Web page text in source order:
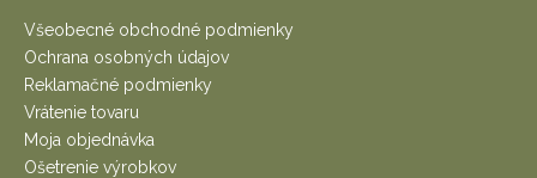
Všeobecné obchodné podmienky
Ochrana osobných údajov
Reklamačné podmienky
Vrátenie tovaru
Moja objednávka
Ošetrenie výrobkov